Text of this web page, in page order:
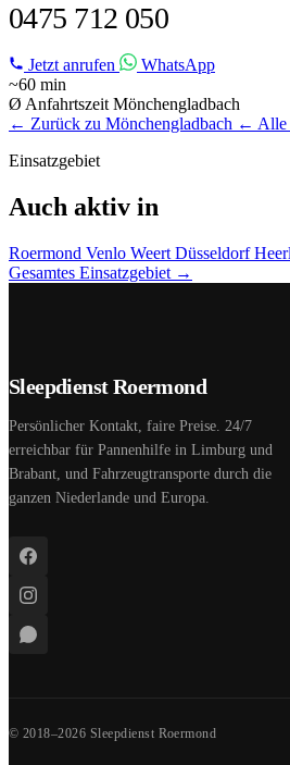
0475 712 050
Jetzt anrufen
WhatsApp
~60 min
Ø Anfahrtszeit Mönchengladbach
← Zurück zu Mönchengladbach ← Alle
Einsatzgebiet
Auch aktiv in
Roermond Venlo Weert Düsseldorf
Gesamtes Einsatzgebiet →
Sleepdienst Roermond
Persönlicher Kontakt, faire Preise. 24/7
erreichbar für Pannenhilfe in Limburg und
Brabant, und Fahrzeugtransporte durch die
ganzen Niederlande und Europa.
© 2018–2026 Sleepdienst Roermond